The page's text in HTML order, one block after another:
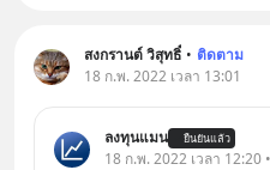
สงกรานต์ วิสุทธิ์ • ติดตาม
18 ก.พ. 2022 เวลา 13:01
ลงทุนแมน ยืนยันแล้ว
18 ก.พ. 2022 เวลา 12:20